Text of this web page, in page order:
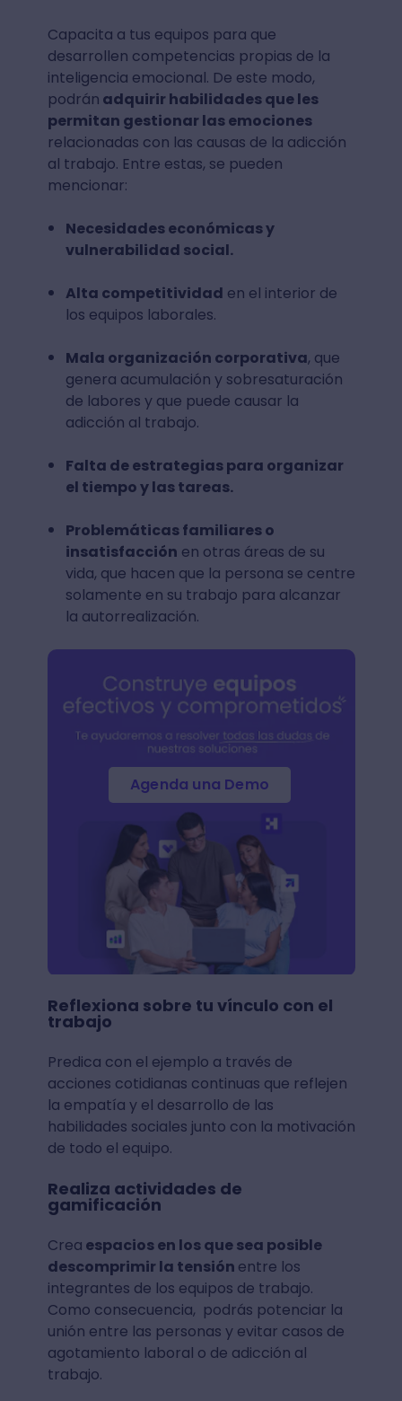
Capacita a tus equipos para que
desarrollen competencias propias de la
inteligencia emocional. De este modo,
podrán adquirir habilidades que les
permitan gestionar las emociones
relacionadas con las causas de la adicción
al trabajo. Entre estas, se pueden
mencionar:
Necesidades económicas y
vulnerabilidad social.
Alta competitividad en el interior de
los equipos laborales.
Mala organización corporativa, que
genera acumulación y sobresaturación
de labores y que puede causar la
adicción al trabajo.
Falta de estrategias para organizar
el tiempo y las tareas.
Problemáticas familiares o
insatisfacción en otras áreas de su
vida, que hacen que la persona se centre
solamente en su trabajo para alcanzar
la autorrealización.
Agenda una Demo
Reflexiona sobre tu vínculo con el
trabajo
Predica con el ejemplo a través de
acciones cotidianas continuas que reflejen
la empatía y el desarrollo de las
habilidades sociales junto con la motivación
de todo el equipo.
Realiza actividades de
gamificación
Crea espacios en los que sea posible
descomprimir la tensión entre los
integrantes de los equipos de trabajo.
Como consecuencia, podrás potenciar la
unión entre las personas y evitar casos de
agotamiento laboral o de adicción al
trabajo.